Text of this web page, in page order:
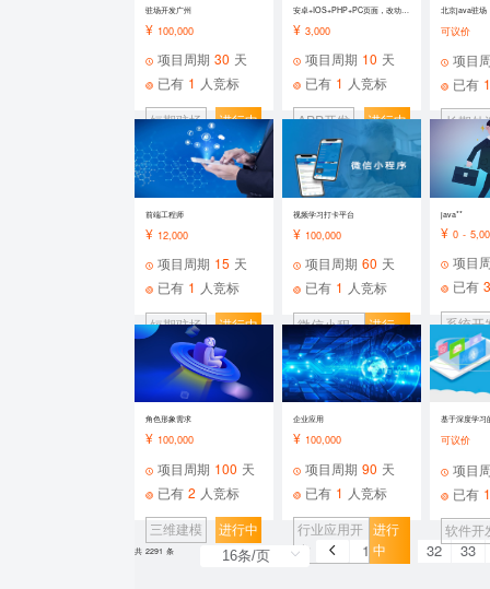
驻场开发广州
¥ 100,000
项目周期 30 天
已有 1 人竞标
短期驻场
进行中
安卓+IOS+PHP+PC页面，改动+二开
¥ 3,000
项目周期 10 天
已有 1 人竞标
APP开发
进行中
北京java驻场
可议价
项目
已有
长期外
前端工程师
¥ 12,000
项目周期 15 天
已有 1 人竞标
短期驻场
进行中
视频学习打卡平台
¥ 100,000
项目周期 60 天
已有 1 人竞标
微信小程
序
进行
中
java**
¥0 -
项目
已有
系统开
角色形象需求
¥ 100,000
项目周期 100 天
已有 2 人竞标
三维建模
进行中
企业应用
¥ 100,000
项目周期 90 天
已有 1 人竞标
行业应用开
发
进行
中
可议价
项目
已有
软件开
共 2291 条 1 32 33